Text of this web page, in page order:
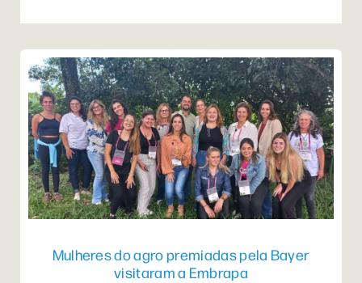
Mulheres do agro premiadas pela Bayer
visitaram a Embrapa